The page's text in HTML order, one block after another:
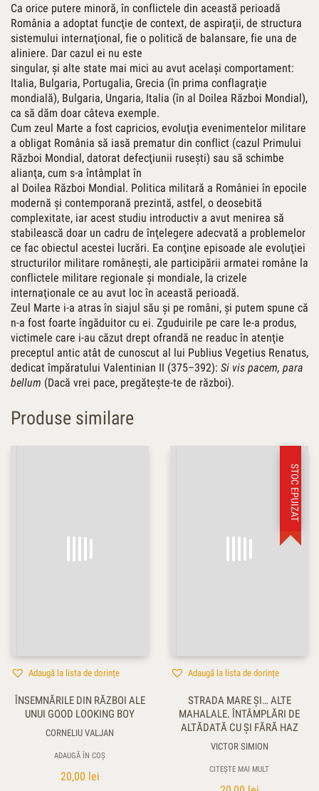
Ca orice putere minoră, în conflictele din această perioadă
România a adoptat funcţie de context, de aspiraţii, de structura
sistemului internaţional, fie o politică de balansare, fie una de
aliniere. Dar cazul ei nu este
singular, şi alte state mai mici au avut acelaşi comportament:
Italia, Bulgaria, Portugalia, Grecia (în prima conflagraţie
mondială), Bulgaria, Ungaria, Italia (în al Doilea Război Mondial),
ca să dăm doar câteva exemple.
Cum zeul Marte a fost capricios, evoluţia evenimentelor militare
a obligat România să iasă prematur din conflict (cazul Primului
Război Mondial, datorat defecţiunii ruseşti) sau să schimbe
alianţa, cum s-a întâmplat în
al Doilea Război Mondial. Politica militară a României în epocile
modernă şi contemporană prezintă, astfel, o deosebită
complexitate, iar acest studiu introductiv a avut menirea să
stabilească doar un cadru de înţelegere adecvată a problemelor
ce fac obiectul acestei lucrări. Ea conţine episoade ale evoluţiei
structurilor militare româneşti, ale participării armatei române la
conflictele militare regionale şi mondiale, la crizele
internaţionale ce au avut loc în această perioadă.
Zeul Marte i-a atras în siajul său şi pe români, şi putem spune că
n-a fost foarte îngăduitor cu ei. Zguduirile pe care le-a produs,
victimele care i-au căzut drept ofrandă ne readuc în atenţie
preceptul antic atât de cunoscut al lui Publius Vegetius Renatus,
dedicat împăratului Valentinian II (375–392): Si vis pacem, para
bellum (Dacă vrei pace, pregăteşte-te de război).
Produse similare
Adaugă la lista de dorințe
ÎNSEMNĂRILE DIN RĂZBOI ALE
UNUI GOOD LOOKING BOY
CORNELIU VALJAN
ADAUGĂ ÎN COȘ
20,00 lei
STOC EPUIZAT
Adaugă la lista de dorințe
STRADA MARE ŞI… ALTE
MAHALALE. ÎNTÂMPLĂRI DE
ALTĂDATĂ CU ŞI FĂRĂ HAZ
VICTOR SIMION
CITEȘTE MAI MULT